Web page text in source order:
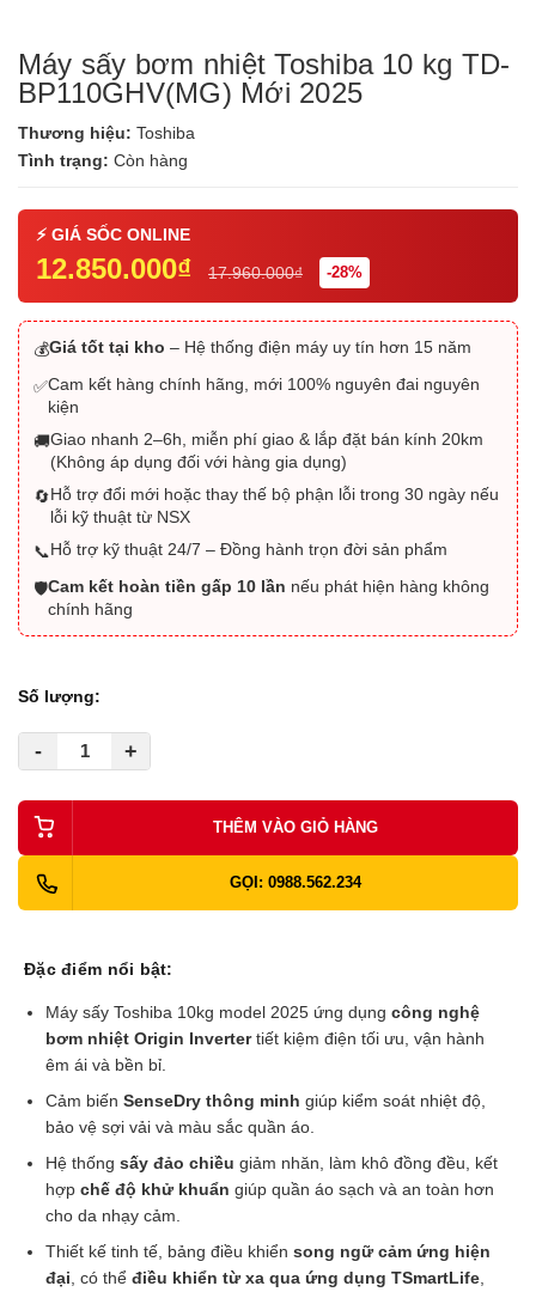
Máy sấy bơm nhiệt Toshiba 10 kg TD-
BP110GHV(MG) Mới 2025
Thương hiệu: Toshiba
Tình trạng: Còn hàng
12.850.000₫ 17.960.000₫ -28%
💰Giá tốt tại kho – Hệ thống điện máy uy tín hơn 15 năm
✅Cam kết hàng chính hãng, mới 100% nguyên đai nguyên
kiện
🚚Giao nhanh 2–6h, miễn phí giao & lắp đặt bán kính 20km
(Không áp dụng đối với hàng gia dụng)
🔄Hỗ trợ đổi mới hoặc thay thế bộ phận lỗi trong 30 ngày nếu
lỗi kỹ thuật từ NSX
📞Hỗ trợ kỹ thuật 24/7 – Đồng hành trọn đời sản phẩm
🛡️Cam kết hoàn tiền gấp 10 lần nếu phát hiện hàng không
chính hãng
Số lượng:
- +
THÊM VÀO GIỎ HÀNG
GỌI: 0988.562.234
Đặc điểm nổi bật:
Máy sấy Toshiba 10kg model 2025 ứng dụng công nghệ
bơm nhiệt Origin Invertertiết kiệm điện tối ưu, vận hành
êm ái và bền bỉ.
Cảm biến SenseDry thông minh giúp kiểm soát nhiệt độ,
bảo vệ sợi vải và màu sắc quần áo.
Hệ thống sấy đảo chiều giảm nhăn, làm khô đồng đều, kết
hợp chế độ khử khuẩn giúp quần áo sạch và an toàn hơn
cho da nhạy cảm.
Thiết kế tinh tế, bảng điều khiển song ngữ cảm ứng hiện
đại , có thể điều khiển từ xa qua ứng dụng TSmartLife